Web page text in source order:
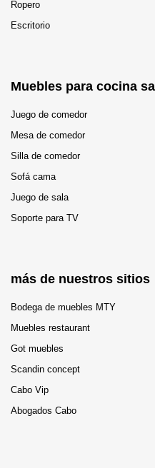
Ropero
Escritorio
Muebles para cocina
Juego de comedor
Mesa de comedor
Silla de comedor
Sofá cama
Juego de sala
Soporte para TV
más de nuestros sitios
Bodega de muebles MTY
Muebles restaurant
Got muebles
Scandin concept
Cabo Vip
Abogados Cabo